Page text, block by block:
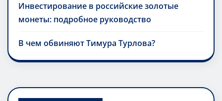
Инвестирование в российские золотые
монеты: подробное руководство
В чем обвиняют Тимура Турлова?